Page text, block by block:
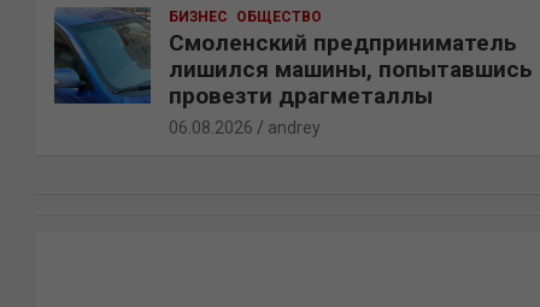
БИЗНЕС ОБЩЕСТВО
Смоленский предприниматель
лишился машины, попытавшись
провезти драгметаллы
06.08.2026 andrey